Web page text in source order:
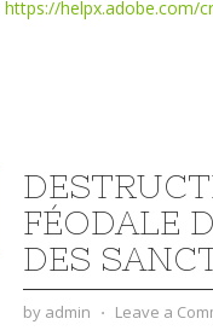
https://helpx.adobe.com/
FÉODALE
DES
by admin ⋅ Leave a